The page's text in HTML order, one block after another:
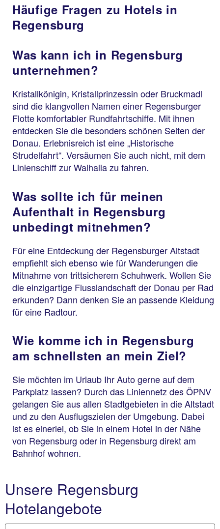
Häufige Fragen zu Hotels in
Regensburg
Was kann ich in Regensburg
unternehmen?
Kristallkönigin, Kristallprinzessin oder Bruckmadl
sind die klangvollen Namen einer Regensburger
Flotte komfortabler Rundfahrtschiffe. Mit ihnen
entdecken Sie die besonders schönen Seiten der
Donau. Erlebnisreich ist eine „Historische
Strudelfahrt“. Versäumen Sie auch nicht, mit dem
Linienschiff zur Walhalla zu fahren.
Was sollte ich für meinen
Aufenthalt in Regensburg
unbedingt mitnehmen?
Für eine Entdeckung der Regensburger Altstadt
empfiehlt sich ebenso wie für Wanderungen die
Mitnahme von trittsicherem Schuhwerk. Wollen Sie
die einzigartige Flusslandschaft der Donau per Rad
erkunden? Dann denken Sie an passende Kleidung
für eine Radtour.
Wie komme ich in Regensburg
am schnellsten an mein Ziel?
Sie möchten im Urlaub Ihr Auto gerne auf dem
Parkplatz lassen? Durch das Liniennetz des ÖPNV
gelangen Sie aus allen Stadtgebieten in die Altstadt
und zu den Ausflugszielen der Umgebung. Dabei
ist es einerlei, ob Sie in einem Hotel in der Nähe
von Regensburg oder in Regensburg direkt am
Bahnhof wohnen.
Unsere Regensburg
Hotelangebote